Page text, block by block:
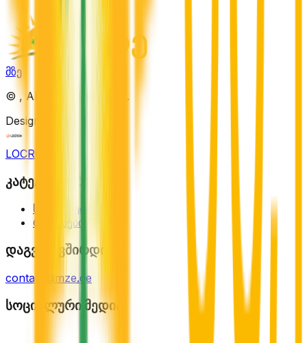
მზე
© , All Rights Reserved.
Designed by
LOCRON
კატეგორიები
სექტორები
რაიონები
დაგვიკავშირდით
contact@mze.ge
სოციალური მედია